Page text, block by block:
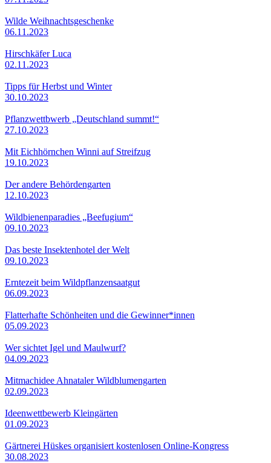
Wilde Weihnachtsgeschenke
06.11.2023
Hirschkäfer Luca
02.11.2023
Tipps für Herbst und Winter
30.10.2023
Pflanzwettbwerb „Deutschland summt!“
27.10.2023
Mit Eichhörnchen Winni auf Streifzug
19.10.2023
Der andere Behördengarten
12.10.2023
Wildbienenparadies „Beefugium“
09.10.2023
Das beste Insektenhotel der Welt
09.10.2023
Erntezeit beim Wildpflanzensaatgut
06.09.2023
Flatterhafte Schönheiten und die Gewinner*innen
05.09.2023
Wer sichtet Igel und Maulwurf?
04.09.2023
Mitmachidee Ahnataler Wildblumengarten
02.09.2023
Ideenwettbewerb Kleingärten
01.09.2023
Gärtnerei Hüskes organisiert kostenlosen Online-Kongress
30.08.2023